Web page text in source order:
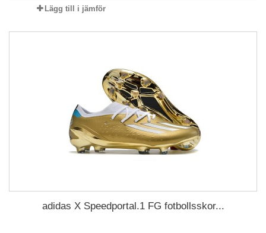
Lägg till i jämför
adidas X Speedportal.1 FG fotbollsskor...